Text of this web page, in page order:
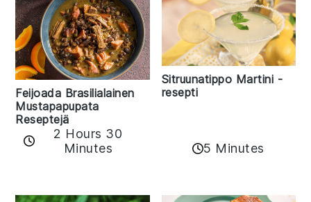
Feijoada Brasilialainen
Mustapapupata
Reseptejä
2 Hours 30
Minutes
Sitruunatippo Martini -
resepti
5 Minutes